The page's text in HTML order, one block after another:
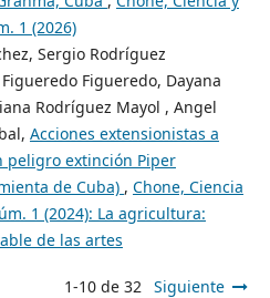
1 (2026)
Sergio Rodríguez
Figueredo, Dayana
Rodríguez Mayol , Angel
Acciones extensionistas a
peligro extinción Piper
de Cuba) , Chone, Ciencia
1 (2024): La agricultura:
de las artes
1-10 de 32 Siguiente